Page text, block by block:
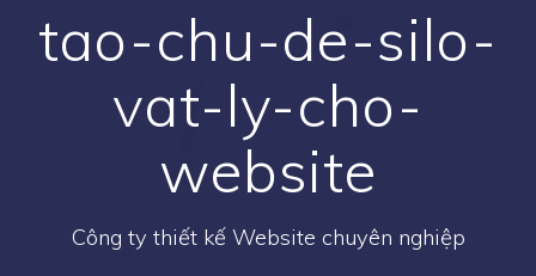
tao-chu-de-silo-
vat-ly-cho-
website
Công ty thiết kế Website chuyên nghiệp